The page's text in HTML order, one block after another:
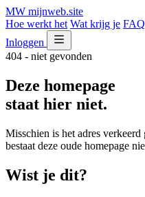
MW mijnweb.site
Hoe werkt het Wat krijg je FAQ
Inloggen
404 - niet gevonden
Deze homepage
staat hier niet.
Misschien is het adres
bestaat deze oude homepage
Wist je dit?